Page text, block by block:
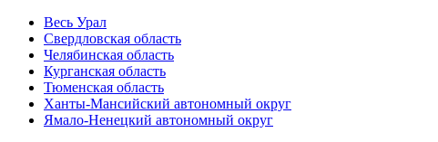
Весь Урал
Свердловская область
Челябинская область
Курганская область
Тюменская область
Ханты-Мансийский автономный округ
Ямало-Ненецкий автономный округ